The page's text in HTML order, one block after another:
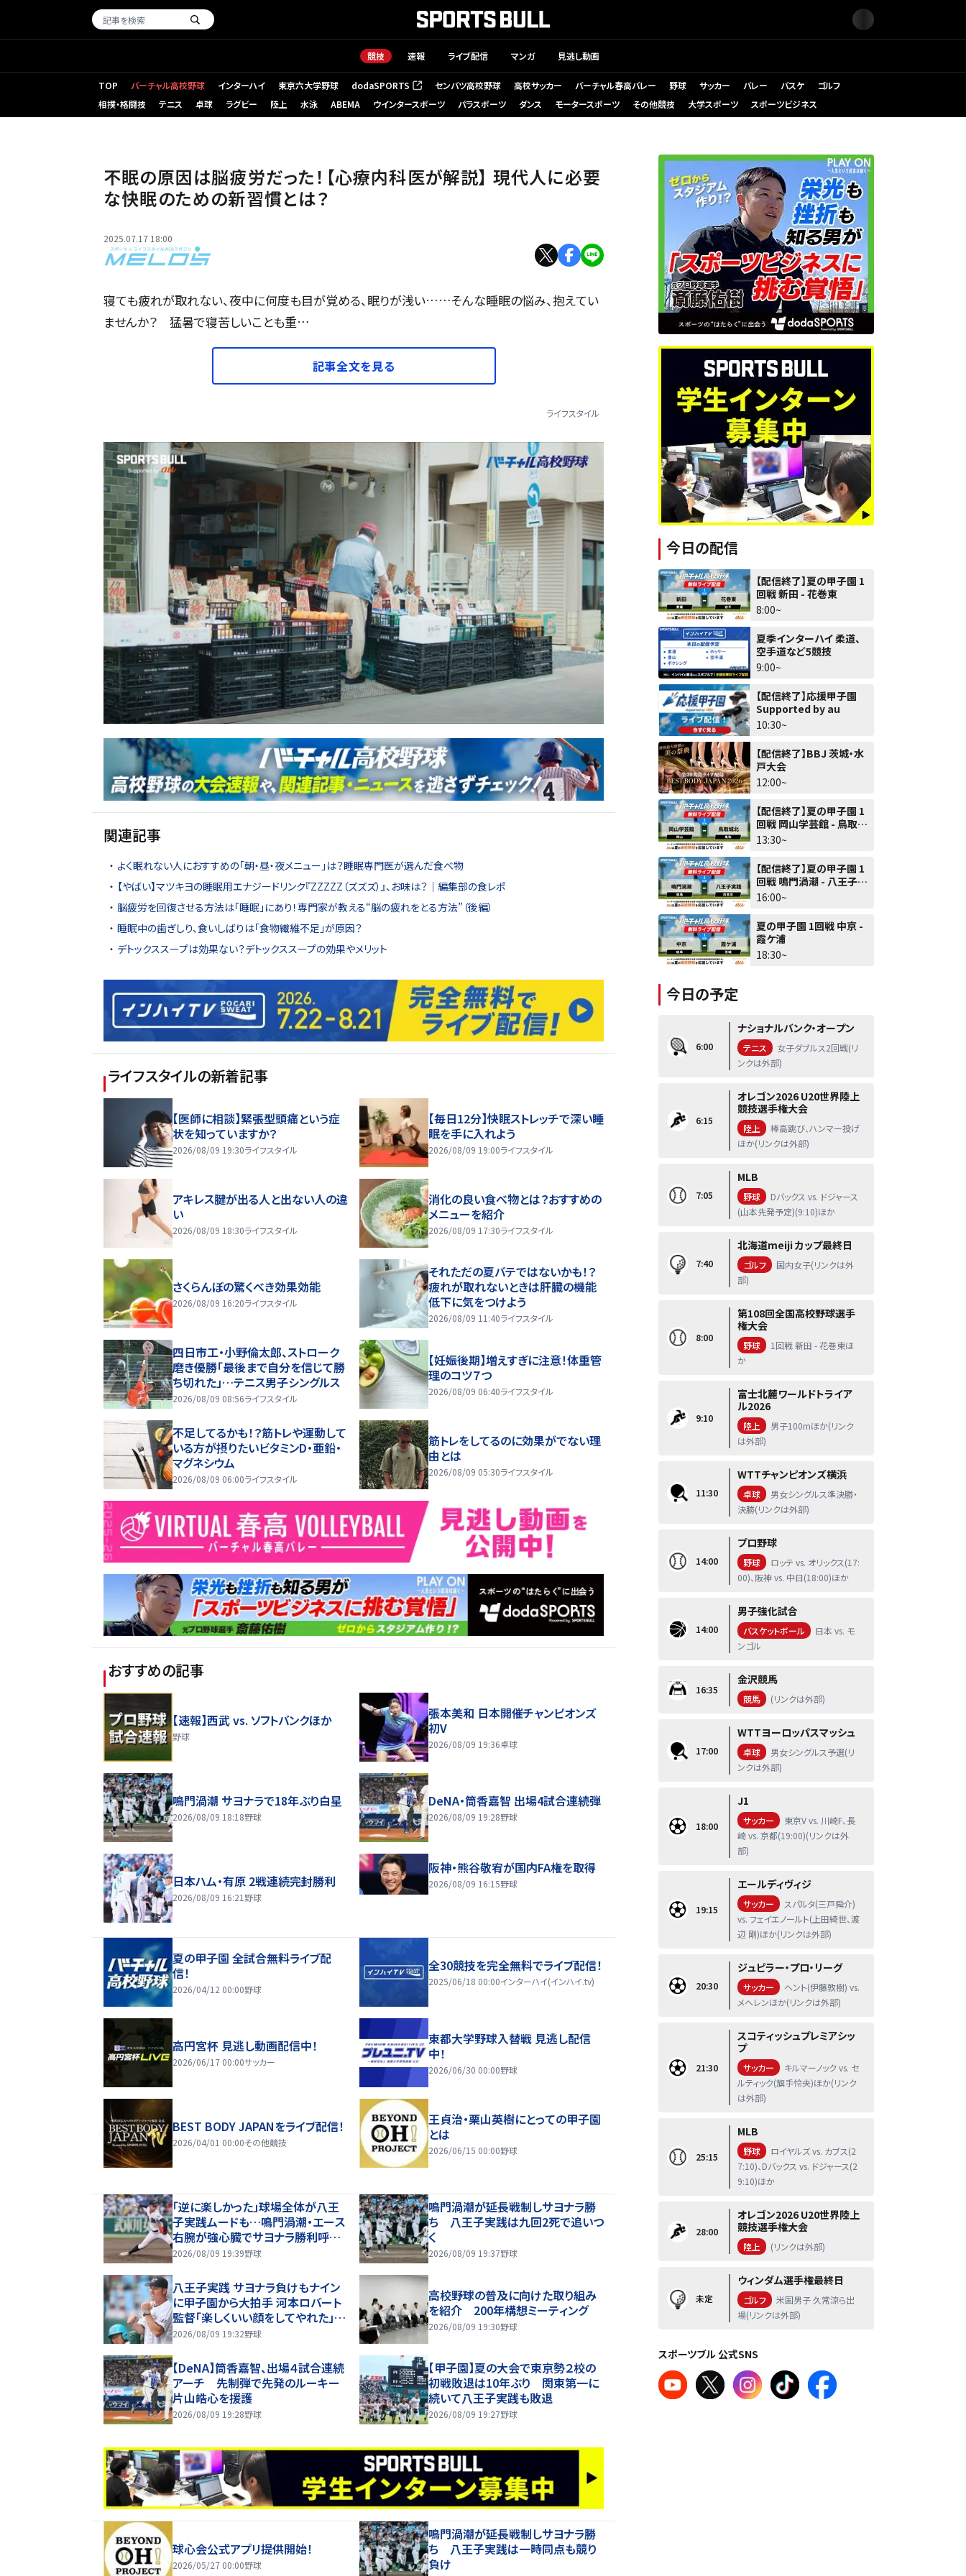
競技 速報 ライブ配信 マンガ 見逃し動画
TOP バーチャル高校野球 インターハイ 東京六大学野球 dodaSPORTS
（新しいタブで開く） センバツ高校野球 高校サッカー バーチャル春高バレー 野球 サッカー バレー バスケ
ゴルフ
相撲・格闘技
テニス 卓球 ラグビー 陸上 水泳 ABEMA ウインタースポーツ パラスポーツ ダンス モータースポーツ その他競技 大学スポーツ スポーツビジネス
不眠の原因は脳疲労だった！【心療内科医が解説】 現代人に必要
な快眠のための新習慣とは？
2025.07.17 18:00
寝ても疲れが取れない、夜中に何度も目が覚める、眠りが浅い……そんな睡眠の悩み、抱えてい
ませんか？ 猛暑で寝苦しいことも重…
記事全文を見る
ライフスタイル
関連記事
よく眠れない人におすすめの「朝・昼・夜メニュー」は？睡眠専門医が選んだ食べ物
【やばい】マツキヨの睡眠用エナジードリンク『ZZZZZ（ズズズ）』、お味は？｜編集部の食レポ
脳疲労を回復させる方法は「睡眠」にあり！専門家が教える“脳の疲れをとる方法”（後編）
睡眠中の歯ぎしり、食いしばりは「食物繊維不足」が原因？
デトックススープは効果ない？デトックススープの効果やメリット
ライフスタイルの新着記事
【医師に相談】緊張型頭痛という症
状を知っていますか？
2026/08/09 19:30ライフスタイル
【毎日12分】快眠ストレッチで深い睡
眠を手に入れよう
2026/08/09 19:00ライフスタイル
アキレス腱が出る人と出ない人の違
い
2026/08/09 18:30ライフスタイル
消化の良い食べ物とは？おすすめの
メニューを紹介
2026/08/09 17:30ライフスタイル
さくらんぼの驚くべき効果効能
2026/08/09 16:20ライフスタイル
それただの夏バテではないかも！？
疲れが取れないときは肝臓の機能
低下に気をつけよう
2026/08/09 11:40ライフスタイル
四日市工・小野倫太郎、ストローク
磨き優勝「最後まで自分を信じて勝
ち切れた」…テニス男子シングルス
2026/08/09 08:56ライフスタイル
【妊娠後期】増えすぎに注意！体重管
理のコツ７つ
2026/08/09 06:40ライフスタイル
不足してるかも！？筋トレや運動して
いる方が摂りたいビタミンD・亜鉛・
マグネシウム
2026/08/09 06:00ライフスタイル
筋トレをしてるのに効果がでない理
由とは
2026/08/09 05:30ライフスタイル
おすすめの記事
【速報】西武 vs. ソフトバンクほか
野球
張本美和 日本開催チャンピオンズ
初V
2026/08/09 19:36卓球
鳴門渦潮 サヨナラで18年ぶり白星
2026/08/09 18:18野球
DeNA・筒香嘉智 出場4試合連続弾
2026/08/09 19:28野球
日本ハム・有原 2戦連続完封勝利
2026/08/09 16:21 野球
阪神・熊谷敬宥が国内FA権を取得
2026/08/09 16:15野球
夏の甲子園 全試合無料ライブ配
信！
2026/04/12 00:00野球
全30競技を完全無料でライブ配信！
2025/06/18 00:00インターハイ(インハイ.tv)
高円宮杯 見逃し動画配信中！
2026/06/17 00:00サッカー
東都大学野球入替戦 見逃し配信
中！
2026/06/30 00:00野球
BEST BODY JAPANをライブ配信！
2026/04/01 00:00その他競技
王貞治・栗山英樹にとっての甲子園
とは
2026/06/15 00:00野球
「逆に楽しかった」球場全体が八王
子実践ムードも…鳴門渦潮・エース
右腕が強心臓でサヨナラ勝利呼び
込む【26年夏甲子園】
2026/08/09 19:39野球
鳴門渦潮が延長戦制しサヨナラ勝
ち 八王子実践は九回2死で追いつ
く
2026/08/09 19:37野球
八王子実践 サヨナラ負けもナイン
に甲子園から大拍手 河本ロバート
監督「楽しくいい顔をしてやれた」【2
6年夏甲子園】
2026/08/09 19:32野球
高校野球の普及に向けた取り組み
を紹介 200年構想ミーティング
2026/08/09 19:30野球
【DeNA】筒香嘉智、出場４試合連続
アーチ 先制弾で先発のルーキー
片山皓心を援護
2026/08/09 19:28野球
【甲子園】夏の大会で東京勢２校の
初戦敗退は10年ぶり 関東第一に
続いて八王子実践も敗退
2026/08/09 19:27野球
球心会公式アプリ提供開始！
2026/05/27 00:00野球
鳴門渦潮が延長戦制しサヨナラ勝
ち 八王子実践は一時同点も競り
負け
今日の配信
【配信終了】夏の甲子園 1
回戦 新田 - 花巻東
8:00~
夏季インターハイ 柔道、
空手道など5競技
9:00~
【配信終了】応援甲子園
Supported by au
10:30~
【配信終了】BBJ 茨城・水
戸大会
12:00~
【配信終了】夏の甲子園 1
回戦 岡山学芸館 - 鳥取城
北
13:30~
【配信終了】夏の甲子園 1
回戦 鳴門渦潮 - 八王子実
践
16:00~
夏の甲子園 1回戦 中京 -
霞ケ浦
18:30~
今日の予定
6:00
ナショナルバンク・オープン
テニス
女子ダブルス2回戦(リ
ンクは外部)
6:15
オレゴン2026 U20世界陸上
競技選手権大会
陸上
棒高跳び、ハンマー投げ
ほか(リンクは外部)
7:05
MLB
野球
Dバックス vs. ドジャース
(山本先発予定)(9:10)ほか
7:40
北海道meiji カップ最終日
ゴルフ
国内女子(リンクは外
部)
8:00
第108回全国高校野球選手
権大会
野球
1回戦 新田 - 花巻東ほ
か
9:10
富士北麓ワールドトライア
ル2026
陸上
男子100mほか(リンク
は外部)
11:30
WTTチャンピオンズ横浜
卓球
男女シングルス準決勝・
決勝(リンクは外部)
14:00
プロ野球
野球
ロッテ vs. オリックス(17:
00)、阪神 vs. 中日(18:00)ほか
14:00
男子強化試合
バスケットボール
日本 vs. モ
ンゴル
16:35
金沢競馬
競馬 (リンクは外部)
17:00
WTTヨーロッパスマッシュ
卓球
男女シングルス予選(リ
ンクは外部)
18:00
J1
サッカー
東京V vs. 川崎F、長
崎 vs. 京都(19:00)(リンクは外
部)
19:15
エールディヴィジ
サッカー
スパルタ(三戸舜介)
vs. フェイエノールト(上田綺世、渡
辺 剛)ほか(リンクは外部)
20:30
ジュピラー・プロ・リーグ
サッカー
ヘント(伊藤敦樹) vs.
メヘレンほか(リンクは外部)
21:30
スコティッシュプレミアシッ
プ
サッカー
キルマーノック vs. セ
ルティック(旗手怜央)ほか(リンク
は外部)
25:15
MLB
野球
ロイヤルズ vs. カブス(2
7:10)、Dバックス vs. ドジャース(2
9:10)ほか
28:00
オレゴン2026 U20世界陸上
競技選手権大会
陸上 (リンクは外部)
未定
ウィンダム選手権最終日
ゴルフ
米国男子 久常涼ら出
場(リンクは外部)
スポーツブル 公式SNS